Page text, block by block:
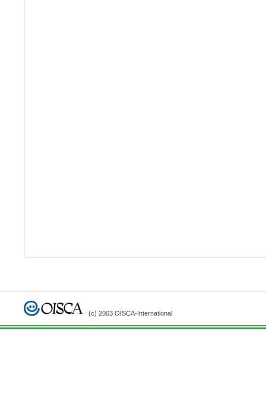
(c) 2003 OISCA-International